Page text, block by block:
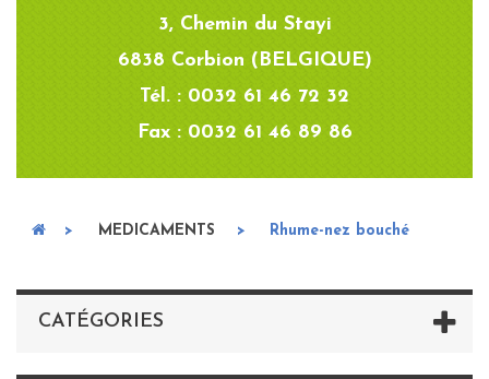
3, Chemin du Stayi
6838 Corbion (BELGIQUE)
Tél. : 0032 61 46 72 32
Fax : 0032 61 46 89 86
> MEDICAMENTS > Rhume-nez bouché
CATÉGORIES